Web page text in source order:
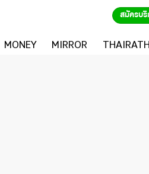
สมัครบริ
MONEY MIRROR